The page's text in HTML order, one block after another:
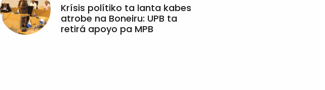
Krísis polítiko ta lanta kabes
atrobe na Boneiru: UPB ta
retirá apoyo pa MPB